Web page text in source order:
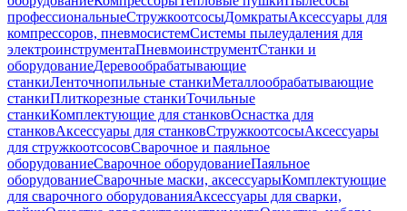
профессиональныеСтружкоотсосыДомкратыАксессуары для
компрессоров, пневмосистемСистемы пылеудаления для
электроинструментаПневмоинструментСтанки и
оборудованиеДеревообрабатывающие
станкиЛенточнопильные станкиМеталлообрабатывающие
станкиПлиткорезные станкиТочильные
станкиКомплектующие для станковОснастка для
станковАксессуары для станковСтружкоотсосыАксессуары
для стружкоотсосовСварочное и паяльное
оборудованиеСварочное оборудованиеПаяльное
оборудованиеСварочные маски, аксессуарыКомплектующие
для сварочного оборудованияАксессуары для сварки,